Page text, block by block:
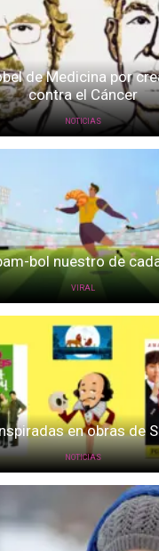
de Medicina por
contra el Cáncer
NOTICIAS
bol nuestro de
VIRAL
en obras de
NOTICIAS